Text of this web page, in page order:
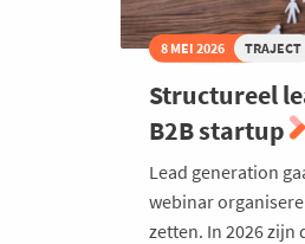
8 MEI 2026 TRAJECT
Structureel
B2B startup
Lead generation
webinar
zetten. In 2026 zijn